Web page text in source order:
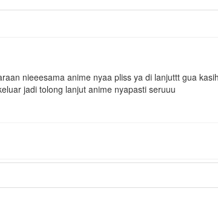
nieeesama anime nyaa pliss ya di lanjuttt gua
jadi tolong lanjut anime nyapasti seruuu